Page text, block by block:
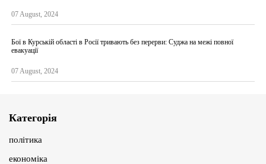
07 August, 2024
Бої в Курській області в Росії тривають без перерви: Суджа на межі повної
евакуації
07 August, 2024
Категорія
політика
економіка